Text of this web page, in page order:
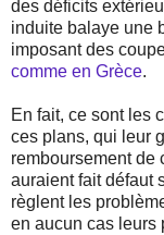
des déficits
induite balaye une
imposant des
comme en Grèce.
En fait, ce sont les
ces plans, qui leur
remboursement de
auraient fait défaut
règlent les
en aucun cas leurs